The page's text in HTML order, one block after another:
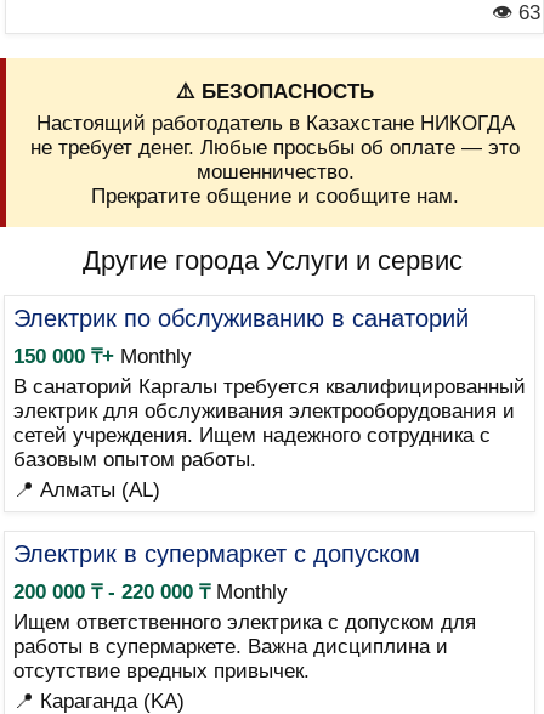
👁 63
⚠️ БЕЗОПАСНОСТЬ
Настоящий работодатель в Казахстане НИКОГДА
не требует денег. Любые просьбы об оплате — это
мошенничество.
Прекратите общение и сообщите нам.
Другие города Услуги и сервис
Электрик по обслуживанию в санаторий
150 000 ₸+Monthly
В санаторий Каргалы требуется квалифицированный
электрик для обслуживания электрооборудования и
сетей учреждения. Ищем надежного сотрудника с
базовым опытом работы.
📍 Алматы (AL)
Электрик в супермаркет с допуском
200 000 ₸ - 220 000 ₸Monthly
Ищем ответственного электрика с допуском для
работы в супермаркете. Важна дисциплина и
отсутствие вредных привычек.
📍 Караганда (KA)